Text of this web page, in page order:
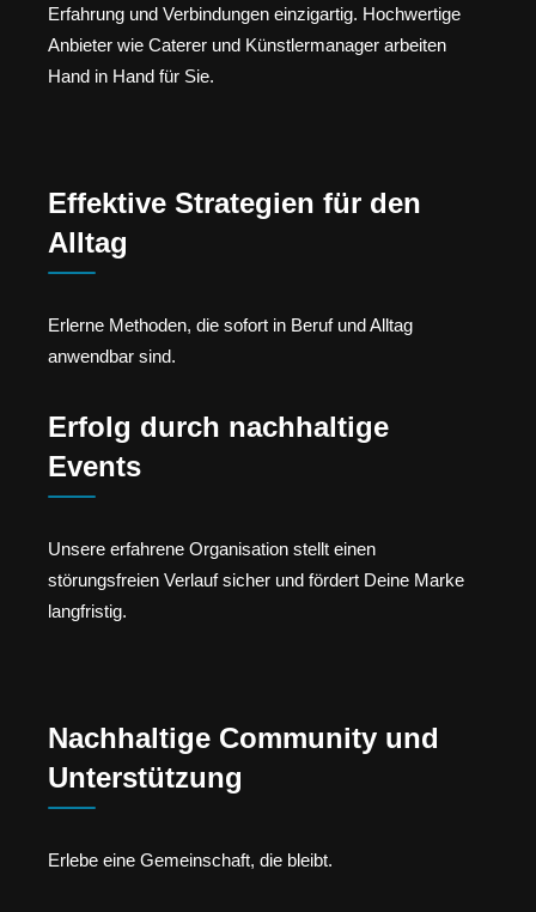
Erfahrung und Verbindungen einzigartig. Hochwertige
Anbieter wie Caterer und Künstlermanager arbeiten
Hand in Hand für Sie.
Effektive Strategien für den
Alltag
Erlerne Methoden, die sofort in Beruf und Alltag
anwendbar sind.
Erfolg durch nachhaltige
Events
Unsere erfahrene Organisation stellt einen
störungsfreien Verlauf sicher und fördert Deine Marke
langfristig.
Nachhaltige Community und
Unterstützung
Erlebe eine Gemeinschaft, die bleibt.